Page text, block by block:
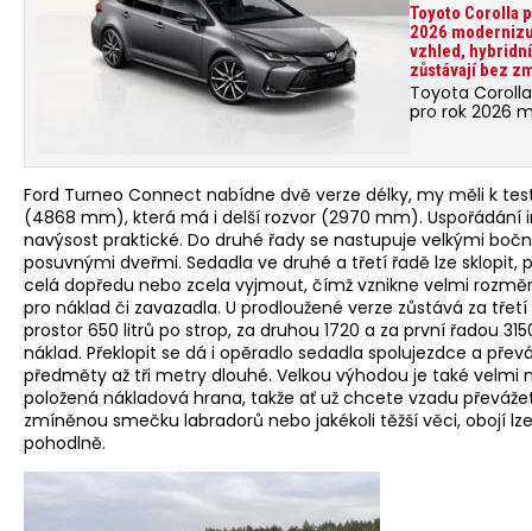
Toyoto Corolla
2026
vzhled,
zůstávají bez
Toyota
pro rok 2026
a nové
čalounění. Pod
kapotou
hybridní
o objemu 1,8
Ford Turneo Connect nabídne dvě verze délky, my měli k
(4868 mm), která má i delší rozvor (2970 mm). Uspořádání
navýsost praktické. Do druhé řady se nastupuje velkými
posuvnými dveřmi. Sedadla ve druhé a třetí řadě lze sklopit,
celá dopředu nebo zcela vyjmout, čímž vznikne velmi
pro náklad či zavazadla. U prodloužené verze zůstává za
prostor 650 litrů po strop, za druhou 1720 a za první řadou
náklad. Překlopit se dá i opěradlo sedadla spolujezdce a
předměty až tři metry dlouhé. Velkou výhodou je také velmi
položená nákladová hrana, takže ať už chcete vzadu
zmíněnou smečku labradorů nebo jakékoli těžší věci, obojí
pohodlně.